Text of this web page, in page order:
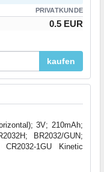
PRIVATKUNDE
0.5 EUR
kaufen
3V; 210mAh;
BR2032/GUN;
1GU Kinetic